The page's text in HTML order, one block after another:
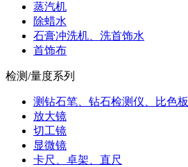
蒸汽机
除蜡水
石膏冲洗机、洗首饰水
首饰布
检测/量度系列
测钻石笔、钻石检测仪、比色板
放大镜
切工镜
显微镜
卡尺、卓架、直尺